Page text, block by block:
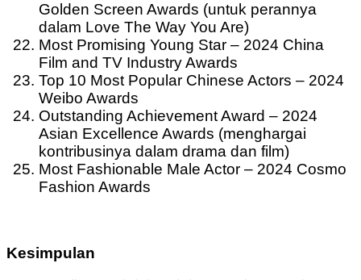
Golden Screen Awards (untuk perannya
dalam Love The Way You Are)
Most Promising Young Star – 2024 China
Film and TV Industry Awards
Top 10 Most Popular Chinese Actors – 2024
Weibo Awards
Outstanding Achievement Award – 2024
Asian Excellence Awards (menghargai
kontribusinya dalam drama dan film)
Most Fashionable Male Actor – 2024 Cosmo
Fashion Awards
Kesimpulan